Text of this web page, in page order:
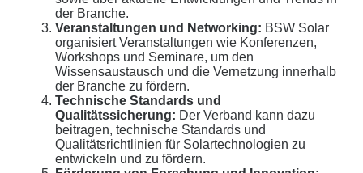
der Branche.
Veranstaltungen und Networking: BSW Solar
organisiert Veranstaltungen wie Konferenzen,
Workshops und Seminare, um den
Wissensaustausch und die Vernetzung innerhalb
der Branche zu fördern.
Technische Standards und
Qualitätssicherung: Der Verband kann dazu
beitragen, technische Standards und
Qualitätsrichtlinien für Solartechnologien zu
entwickeln und zu fördern.